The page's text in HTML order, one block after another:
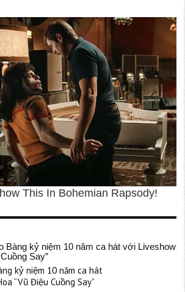
kỷ niệm 10 năm ca hát
“Vũ Điệu Cuồng Say”